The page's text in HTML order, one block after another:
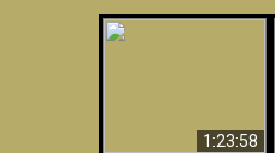
1:23:58